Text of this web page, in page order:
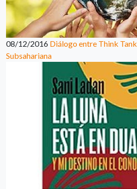
08/12/2016 Diálogo entre Think
Subsahariana